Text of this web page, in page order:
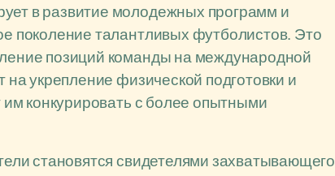
в развитие молодежных программ и
поколение талантливых футболистов. Это
позиций команды на международной
укрепление физической подготовки и
им конкурировать с более опытными
становятся свидетелями захватывающего